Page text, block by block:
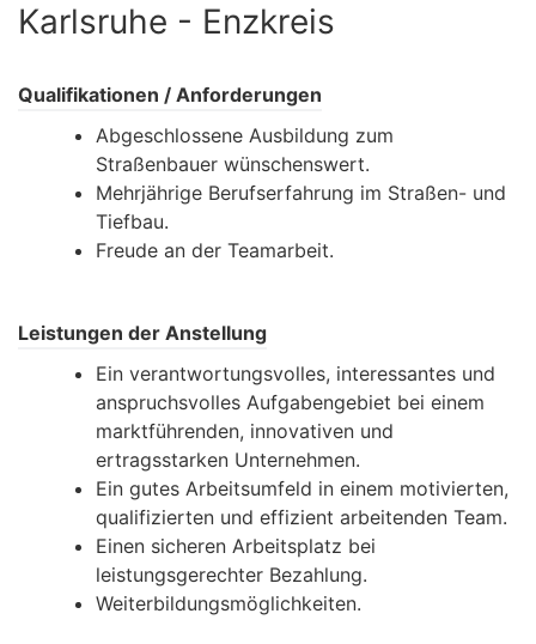
Karlsruhe - Enzkreis
Qualifikationen / Anforderungen
Abgeschlossene Ausbildung zum
Straßenbauer wünschenswert.
Mehrjährige Berufserfahrung im Straßen- und
Tiefbau.
Freude an der Teamarbeit.
Leistungen der Anstellung
Ein verantwortungsvolles, interessantes und
anspruchsvolles Aufgabengebiet bei einem
marktführenden, innovativen und
ertragsstarken Unternehmen.
Ein gutes Arbeitsumfeld in einem motivierten,
qualifizierten und effizient arbeitenden Team.
Einen sicheren Arbeitsplatz bei
leistungsgerechter Bezahlung.
Weiterbildungsmöglichkeiten.